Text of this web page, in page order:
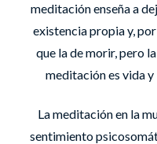
meditación enseña a
existencia propia y,
que la de morir, pero
meditación es vida y
La meditación en la
sentimiento